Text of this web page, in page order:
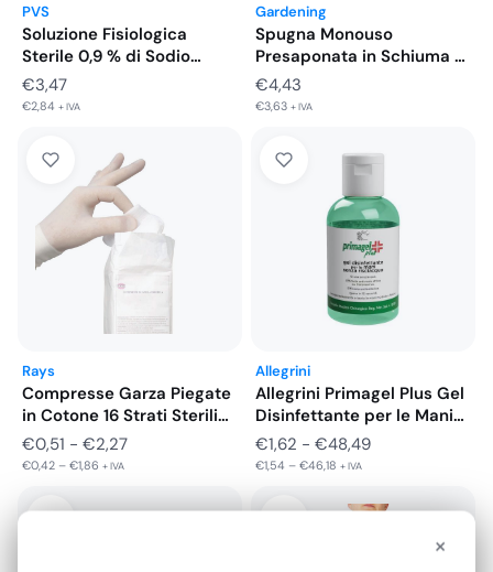
PVS
Soluzione Fisiologica
Sterile 0,9 % di Sodio
Cloruro…
€3,47
€2,84 + IVA
Gardening
Spugna Monouso
Presaponata in Schiuma di
Poliuretano con…
€4,43
€3,63 + IVA
Rays
Compresse Garza Piegate
in Cotone 16 Strati Sterili…
€0,51 - €2,27Fascia
€0,42 – €1,86 + IVA
Allegrini
Allegrini Primagel Plus Gel
Disinfettante per le Mani…
€1,62 - €48,49Fascia
€1,54 – €46,18 + IVA
×